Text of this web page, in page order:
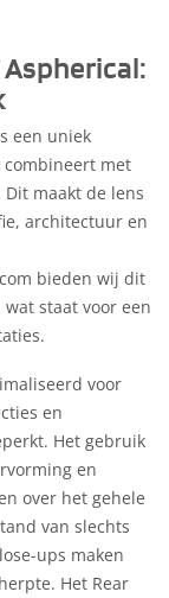
Aspherical:
een uniek
met
maakt de lens
architectuur en
bieden wij dit
staat voor een
voor
en
Het gebruik
en
over het gehele
van slechts
ups maken
Het Rear